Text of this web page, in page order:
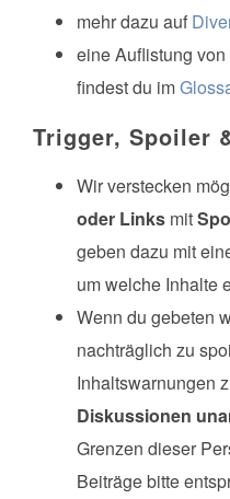
mehr dazu auf
eine Auflistung
findest du im
Trigger, Spoiler
Wir verstecken
oder Links mit
geben dazu mit
um welche Inhalte
Wenn du gebeten
nachträglich zu
Inhaltswarnungen
Diskussionen
Grenzen dieser
Beiträge bitte